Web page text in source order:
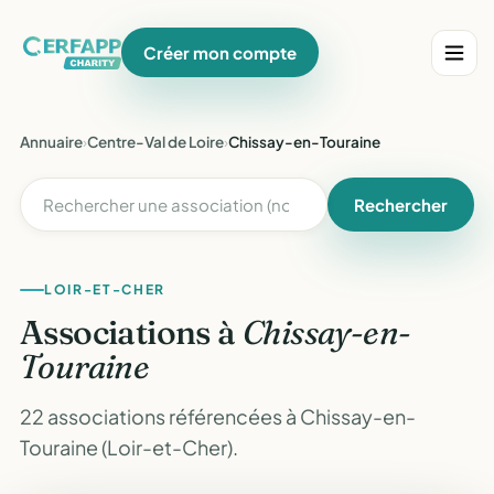
Créer mon compte
Annuaire›Centre-Val de Loire›Chissay-en-Touraine
Rechercher
LOIR-ET-CHER
Associations à Chissay-en-
Touraine
22 associations référencées à Chissay-en-
Touraine (Loir-et-Cher).